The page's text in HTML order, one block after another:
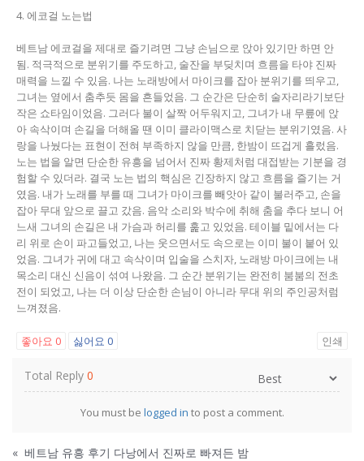
4. 에코걸 노는법
베트남 에코걸을 제대로 즐기려면 그냥 손님으로 앉아 있기만 하면 안
됨. 적극적으로 분위기를 주도하고, 술잔을 부딪치며 흐름을 타야 진짜
매력을 느낄 수 있음. 나는 노래방에서 마이크를 잡아 분위기를 띄우고,
그녀는 옆에서 춤추듯 몸을 흔들었음. 그 순간은 단순히 술자리라기보단
작은 쇼타임이었음. 그러다 불이 살짝 어두워지고, 그녀가 내 무릎에 앉
아 속삭이며 손길을 더해올 땐 이미 클라이맥스로 치닫는 분위기였음. 사
랑을 나눴다는 표현이 전혀 부족하지 않을 만큼, 한밤이 뜨겁게 흘렀음.
노는 법을 알면 단순한 유흥을 넘어서 진짜 황제처럼 대접받는 기분을 경
험할 수 있더라. 결국 노는 법의 핵심은 긴장하지 않고 흐름을 즐기는 거
였음. 내가 노래를 부를 때 그녀가 마이크를 빼앗아 같이 불러주고, 손을
잡아 무대 앞으로 끌고 갔음. 음악 소리와 박수에 취해 춤을 추다 보니 어
느새 그녀의 손길은 내 가슴과 허리를 훑고 있었음. 테이블 밑에서는 다
리 위로 손이 파고들었고, 나는 웃으면서도 속으로는 이미 불이 붙어 있
었음. 그녀가 귀에 대고 속삭이며 입술을 스치자, 노래방 마이크에는 내
목소리 대신 신음이 섞여 나왔음. 그 순간 분위기는 완전히 붐붐의 전초
전이 되었고, 나는 더 이상 단순한 손님이 아니라 무대 위의 주인공처럼
느껴졌음.
좋아요 0 싫어요 0 인쇄
Total Reply 0
You must be logged in to post a comment.
« 베트남 유흥 후기 다낭에서 진짜로 빠져든 밤